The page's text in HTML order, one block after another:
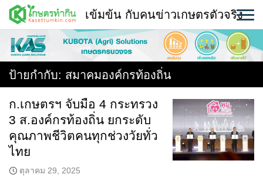
Skip
content
พืช
หน้าแรก
แวดวงเกษตร
ใคร ทำอะไร ที่ไหน
สถานีข่าววันนี้
เข้มข้น กับคนข่าวเกษตรตัวจริง
ป้ายกำกับ: สมาคมองค์กรท้องถิ่น
ก.เกษตรฯ จับมือ 4 กระทรวง
3 ส.องค์กรท้องถิ่น ยกระดับ
คุณภาพชีวิตคนทุกช่วงวัยทั่ว
ไทย
ตุลาคม 29, 2025